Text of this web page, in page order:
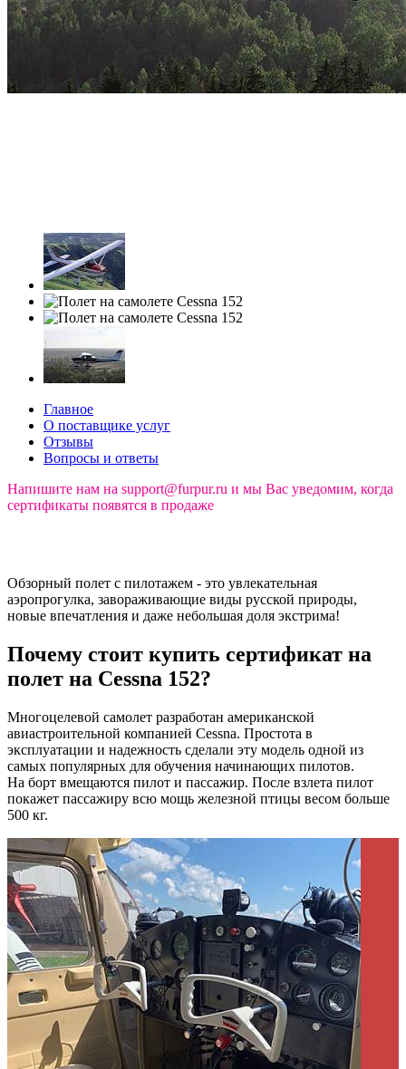
Главное
О поставщике услуг
Отзывы
Вопросы и ответы
Напишите нам на support@furpur.ru и мы Вас уведомим, когда
сертификаты появятся в продаже
Обзорный полет с пилотажем - это увлекательная
аэропрогулка, завораживающие виды русской природы,
новые впечатления и даже небольшая доля экстрима!
Почему стоит купить сертификат на
полет на Cessna 152?
Многоцелевой самолет разработан американской
авиастроительной компанией Cessna. Простота в
эксплуатации и надежность сделали эту модель одной из
самых популярных для обучения начинающих пилотов.
На борт вмещаются пилот и пассажир. После взлета пилот
покажет пассажиру всю мощь железной птицы весом больше
500 кг.